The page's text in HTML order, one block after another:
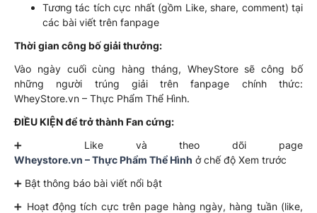
Tương tác tích cực nhất (gồm Like, share, comment) tại
các bài viết trên fanpage
Thời gian công bố giải thưởng:
Vào ngày cuối cùng hàng tháng, WheyStore sẽ công bố
những người trúng giải trên fanpage chính thức:
WheyStore.vn – Thực Phẩm Thể Hình.
ĐIỀU KIỆN để trở thành Fan cứng:
➕ Like và theo dõi page
Wheystore.vn – Thực Phẩm Thể Hình ở chế độ Xem trước
➕ Bật thông báo bài viết nổi bật
➕ Hoạt động tích cực trên page hàng ngày, hàng tuần (like,